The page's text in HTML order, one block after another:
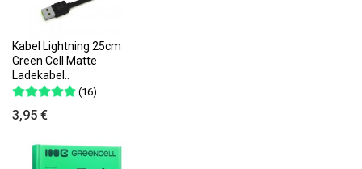
Kabel Lightning 25cm
Green Cell Matte
Ladekabel..
(16)
3,95 €